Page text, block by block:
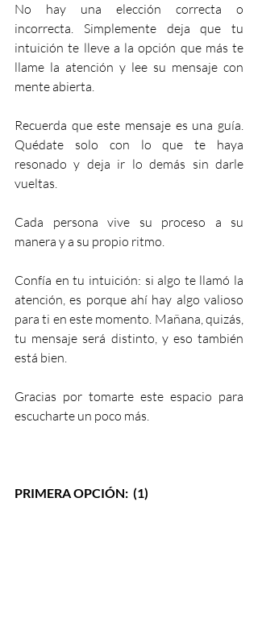
No hay una elección correcta o
incorrecta. Simplemente deja que tu
intuición te lleve a la opción que más te
llame la atención y lee su mensaje con
mente abierta.
Recuerda que este mensaje es una guía.
Quédate solo con lo que te haya
resonado y deja ir lo demás sin darle
vueltas.
Cada persona vive su proceso a su
manera y a su propio ritmo.
Confía en tu intuición: si algo te llamó la
atención, es porque ahí hay algo valioso
para ti en este momento. Mañana, quizás,
tu mensaje será distinto, y eso también
está bien.
Gracias por tomarte este espacio para
escucharte un poco más.
PRIMERA OPCIÓN:  (1)